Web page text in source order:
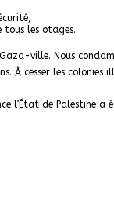
les otages.
ville. Nous
À cesser les colonies
l’État de Palestine